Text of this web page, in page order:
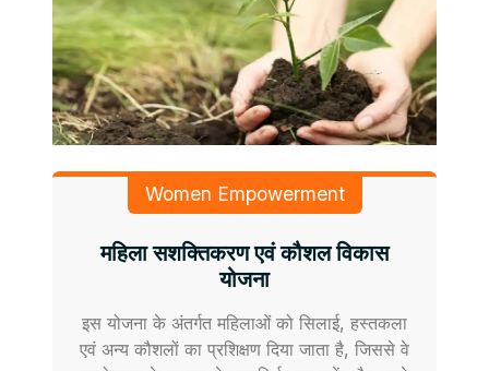
Women Empowerment
महिला सशक्तिकरण एवं कौशल विकास
योजना
इस योजना के अंतर्गत महिलाओं को सिलाई, हस्तकला
एवं अन्य कौशलों का प्रशिक्षण दिया जाता है, जिससे वे